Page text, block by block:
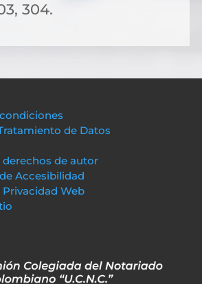
304.
de Datos
derechos de autor
Accesibilidad
Privacidad Web